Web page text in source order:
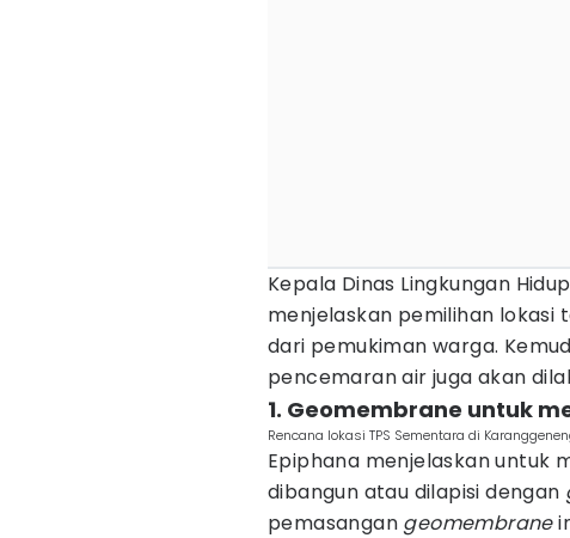
Kepala Dinas Lingkungan
menjelaskan pemilihan
dari pemukiman warga.
pencemaran air juga akan
1. Geomembrane untuk
Rencana lokasi TPS Sementara di
Epiphana menjelaskan untuk
dibangun atau dilapisi dengan
pemasangan geomembrane